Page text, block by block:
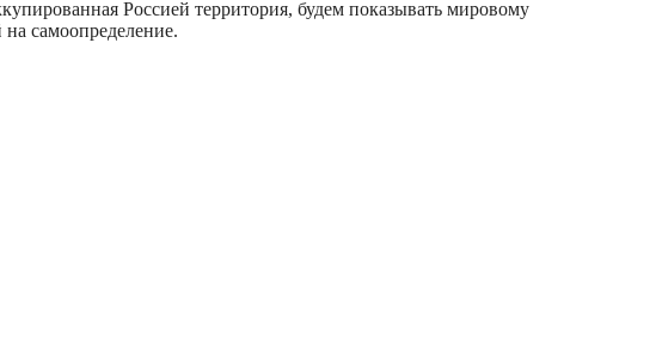
Россией территория, будем показывать мировому
самоопределение.